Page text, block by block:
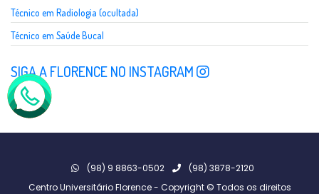
Técnico em Radiologia (ocultada)
Técnico em Saúde Bucal
SIGA A FLORENCE NO INSTAGRAM
(98) 9 8863-0502
(98) 3878-2120
Centro Universitário Florence - Copyright © Todos os direitos